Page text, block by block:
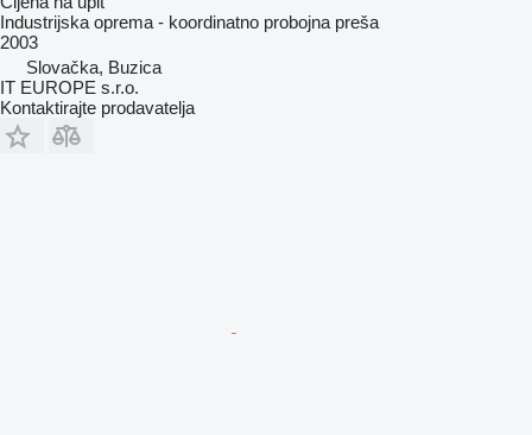
Industrijska oprema - koordinatno probojna preša
2003
Slovačka, Buzica
IT EUROPE s.r.o.
Kontaktirajte prodavatelja